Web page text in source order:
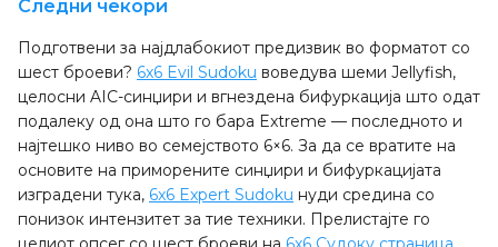
Следни чекори
Подготвени за најдлабокиот предизвик во форматот со
шест броеви? 6x6 Evil Sudoku воведува шеми Jellyfish,
целосни AIC-синџири и вгнездена бифуркација што одат
подалеку од она што го бара Extreme — последното и
најтешко ниво во семејството 6×6. За да се вратите на
основите на приморените синџири и бифуркацијата
изградени тука, 6x6 Expert Sudoku нуди средина со
понизок интензитет за тие техники. Прелистајте го